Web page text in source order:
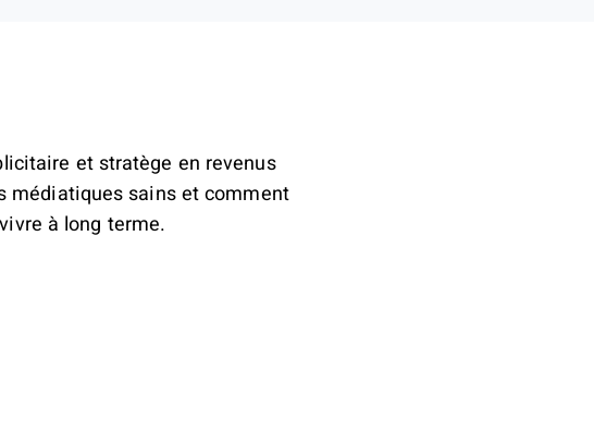
et stratège en revenus
médiatiques sains et comment
à long terme.